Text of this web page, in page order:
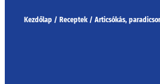
Kezdőlap / Receptek / Articsókás,